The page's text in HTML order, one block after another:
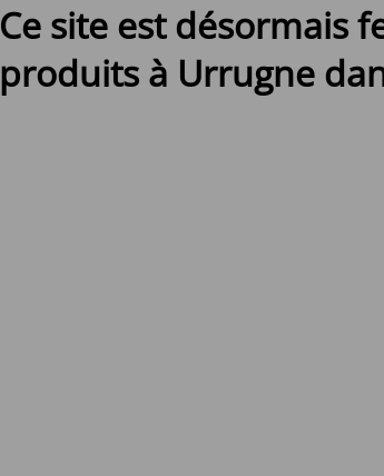
Ce site est désormais
produits à Urrugne